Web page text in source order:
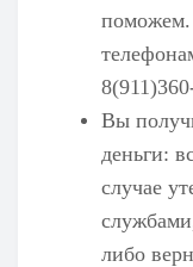
поможем.
Вы
деньги:
случае
либо